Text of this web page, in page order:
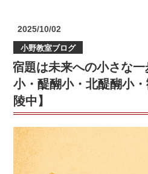
中】”
の
大
切
な
も
の
小
野
教
投
日:
2025/10/02
小野教室ブログ
宿題は未来への小さな
小・醍醐小・北醍醐小
陵中】